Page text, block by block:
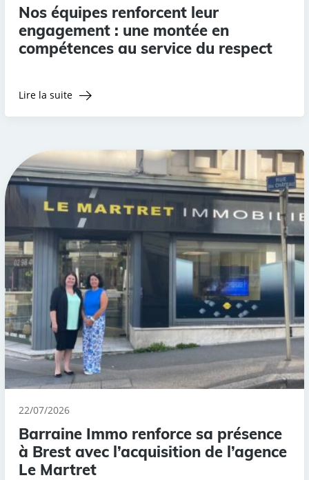
Nos équipes renforcent leur
engagement : une montée en
compétences au service du respect
Lire la suite
22/07/2026
Barraine Immo renforce sa présence
à Brest avec l’acquisition de l’agence
Le Martret